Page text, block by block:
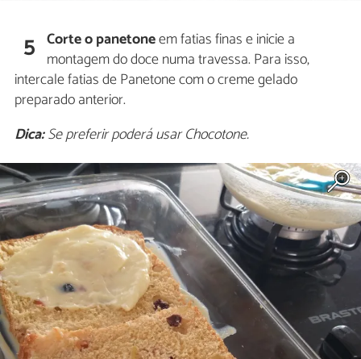
5 Corte o panetoneem fatias finas e inicie a
montagem do doce numa travessa. Para isso,
intercale fatias de Panetone com o creme gelado
preparado anterior.
Dica:Se preferir poderá usar Chocotone.